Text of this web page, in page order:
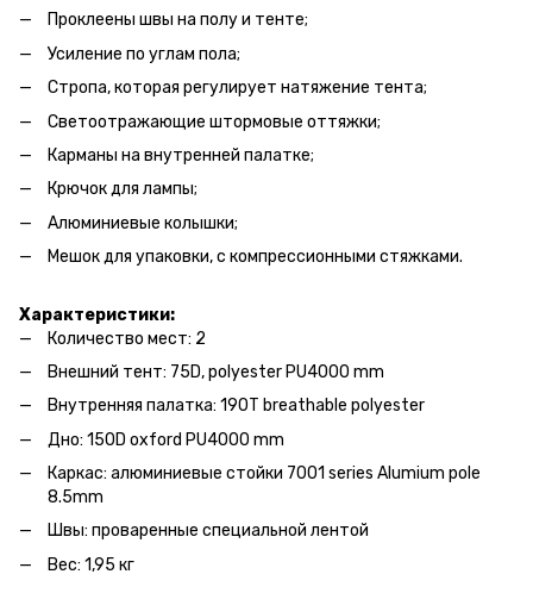
Проклеены швы на полу и тенте;
Усиление по углам пола;
Стропа, которая регулирует натяжение тента;
Светоотражающие штормовые оттяжки;
Карманы на внутренней палатке;
Крючок для лампы;
Алюминиевые колышки;
Мешок для упаковки, с компрессионными стяжками.
Характеристики:
Количество мест: 2
Внешний тент: 75D, polyester PU4000 mm
Внутренняя палатка: 190T breathable polyester
Дно: 150D oxford PU4000 mm
Каркас: алюминиевые стойки 7001 series Alumium pole
8.5mm
Швы: проваренные специальной лентой
Вес: 1,95 кг